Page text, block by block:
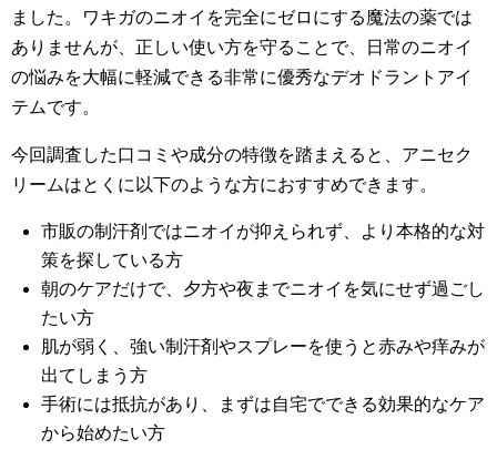
ました。ワキガのニオイを完全にゼロにする魔法の薬では
ありませんが、正しい使い方を守ることで、日常のニオイ
の悩みを大幅に軽減できる非常に優秀なデオドラントアイ
テムです。
今回調査した口コミや成分の特徴を踏まえると、アニセク
リームはとくに以下のような方におすすめできます。
市販の制汗剤ではニオイが抑えられず、より本格的な対
策を探している方
朝のケアだけで、夕方や夜までニオイを気にせず過ごし
たい方
肌が弱く、強い制汗剤やスプレーを使うと赤みや痒みが
出てしまう方
手術には抵抗があり、まずは自宅でできる効果的なケア
から始めたい方